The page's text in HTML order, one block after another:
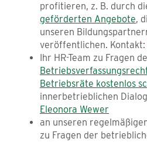
profitieren, z. B. durch
geförderten Angebote,
unseren
veröffentlichen. Kontakt:
Ihr HR-Team zu Fragen
Betriebsräte kostenlos
innerbetrieblichen
Eleonora Wewer
an unseren
zu Fragen der